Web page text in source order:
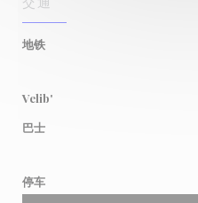
地铁
Velib'
巴士
停车